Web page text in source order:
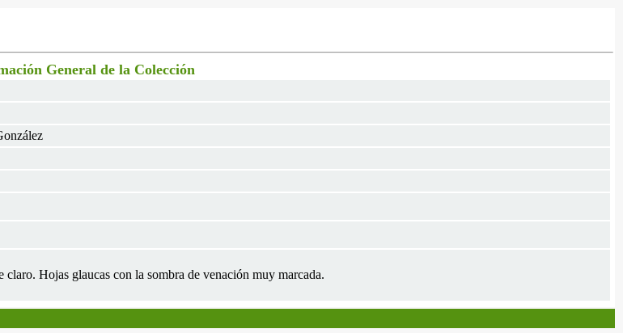
General de la Colección
Hojas glaucas con la sombra de venación muy marcada.